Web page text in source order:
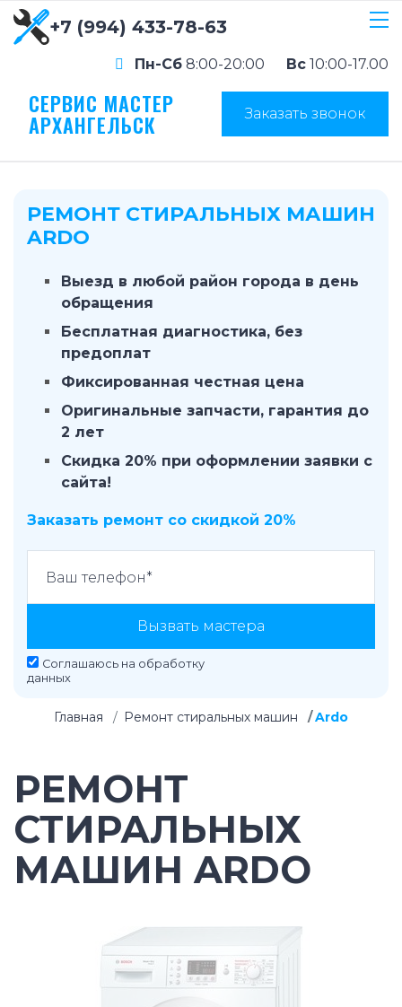
+7 (994) 433-78-63
Пн-Сб 8:00-20:00 Вс 10:00-17.00
СЕРВИС МАСТЕР
АРХАНГЕЛЬСК Заказать звонок
РЕМОНТ СТИРАЛЬНЫХ МАШИН
ARDO
Выезд в любой район города в день
обращения
Бесплатная диагностика, без
предоплат
Фиксированная честная цена
Оригинальные запчасти, гарантия до
2 лет
Скидка 20% при оформлении заявки с
сайта!
Заказать ремонт со скидкой 20%
Вызвать мастера
Соглашаюсь на обработку
данных
Главная Ремонт стиральных машин Ardo
РЕМОНТ
СТИРАЛЬНЫХ
МАШИН ARDO